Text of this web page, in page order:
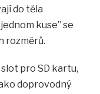
do těla
kuse” se
rozměrů.
pro SD kartu,
doprovodný